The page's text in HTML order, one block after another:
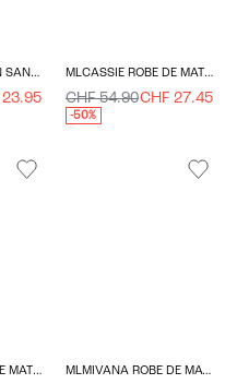
MAILLOTS DE BAIN SANGLES RÉGLABLES
23.95
MLCASSIE ROBE DE MATERNITÉ
CHF 54.90CHF 27.45
-50%
VMMZERA ROBE DE MATERNITÉ MLMIVANA ROBE DE MATERNITÉ